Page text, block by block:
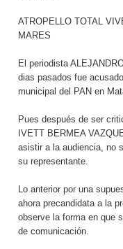
ATROPELLO TOTAL
MARES
El periodista
dias pasados fue
municipal del PAN en
Pues después de ser
IVETT BERMEA
asistir a la audiencia, no
su representante.
Lo anterior por una
ahora precandidata a la
observe la forma en que
de comunicación.